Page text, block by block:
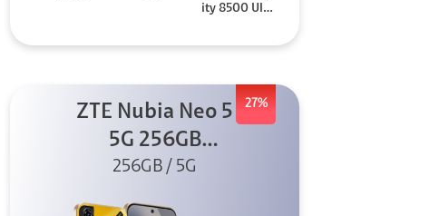
ity 8500 Ultr
27%
ZTE Nubia Neo 5
5G 256GB
Dorado
256GB / 5G